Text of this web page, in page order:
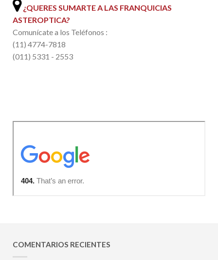
¿QUERES SUMARTE A LAS FRANQUICIAS
ASTEROPTICA?
Comunícate a los Teléfonos :
(11) 4774-7818
(011) 5331 - 2553
COMENTARIOS RECIENTES